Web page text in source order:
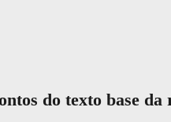
do texto base